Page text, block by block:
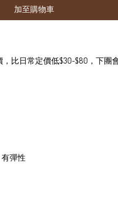
加至購物車
，比日常定價低$30-$80，下團
有彈性